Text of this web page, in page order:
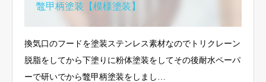
鼈甲柄塗装【模様塗装】
換気口のフードを塗装ステンレス素材なのでトリクレーン
脱脂をしてから下塗りに粉体塗装をしてその後耐水ペーパ
ーで研いでから鼈甲柄塗装をしまし…